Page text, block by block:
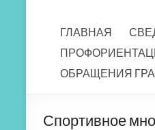
МБОУ
ГЛАВНАЯ
ОБРАЩЕНИЯ
Спортивное